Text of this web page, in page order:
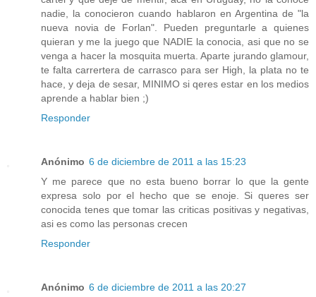
nadie, la conocieron cuando hablaron en Argentina de "la
nueva novia de Forlan". Pueden preguntarle a quienes
quieran y me la juego que NADIE la conocia, asi que no se
venga a hacer la mosquita muerta. Aparte jurando glamour,
te falta carrertera de carrasco para ser High, la plata no te
hace, y deja de sesar, MINIMO si qeres estar en los medios
aprende a hablar bien ;)
Responder
Anónimo 6 de diciembre de 2011 a las 15:23
Y me parece que no esta bueno borrar lo que la gente
expresa solo por el hecho que se enoje. Si queres ser
conocida tenes que tomar las criticas positivas y negativas,
asi es como las personas crecen
Responder
Anónimo 6 de diciembre de 2011 a las 20:27